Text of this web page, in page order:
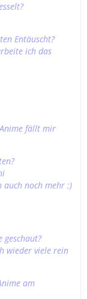
Entäuscht?
ich das
fällt mir
auch noch mehr :)
geschaut?
wieder viele rein
am